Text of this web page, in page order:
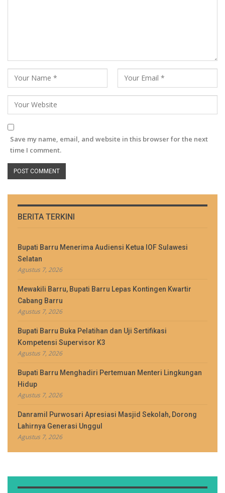
Save my name, email, and website in this browser for the next
time I comment.
BERITA TERKINI
Bupati Barru Menerima Audiensi Ketua IOF Sulawesi
Selatan
Agustus 7, 2026
Mewakili Barru, Bupati Barru Lepas Kontingen Kwartir
Cabang Barru
Agustus 7, 2026
Bupati Barru Buka Pelatihan dan Uji Sertifikasi
Kompetensi Supervisor K3
Agustus 7, 2026
Bupati Barru Menghadiri Pertemuan Menteri Lingkungan
Hidup
Agustus 7, 2026
Danramil Purwosari Apresiasi Masjid Sekolah, Dorong
Lahirnya Generasi Unggul
Agustus 7, 2026